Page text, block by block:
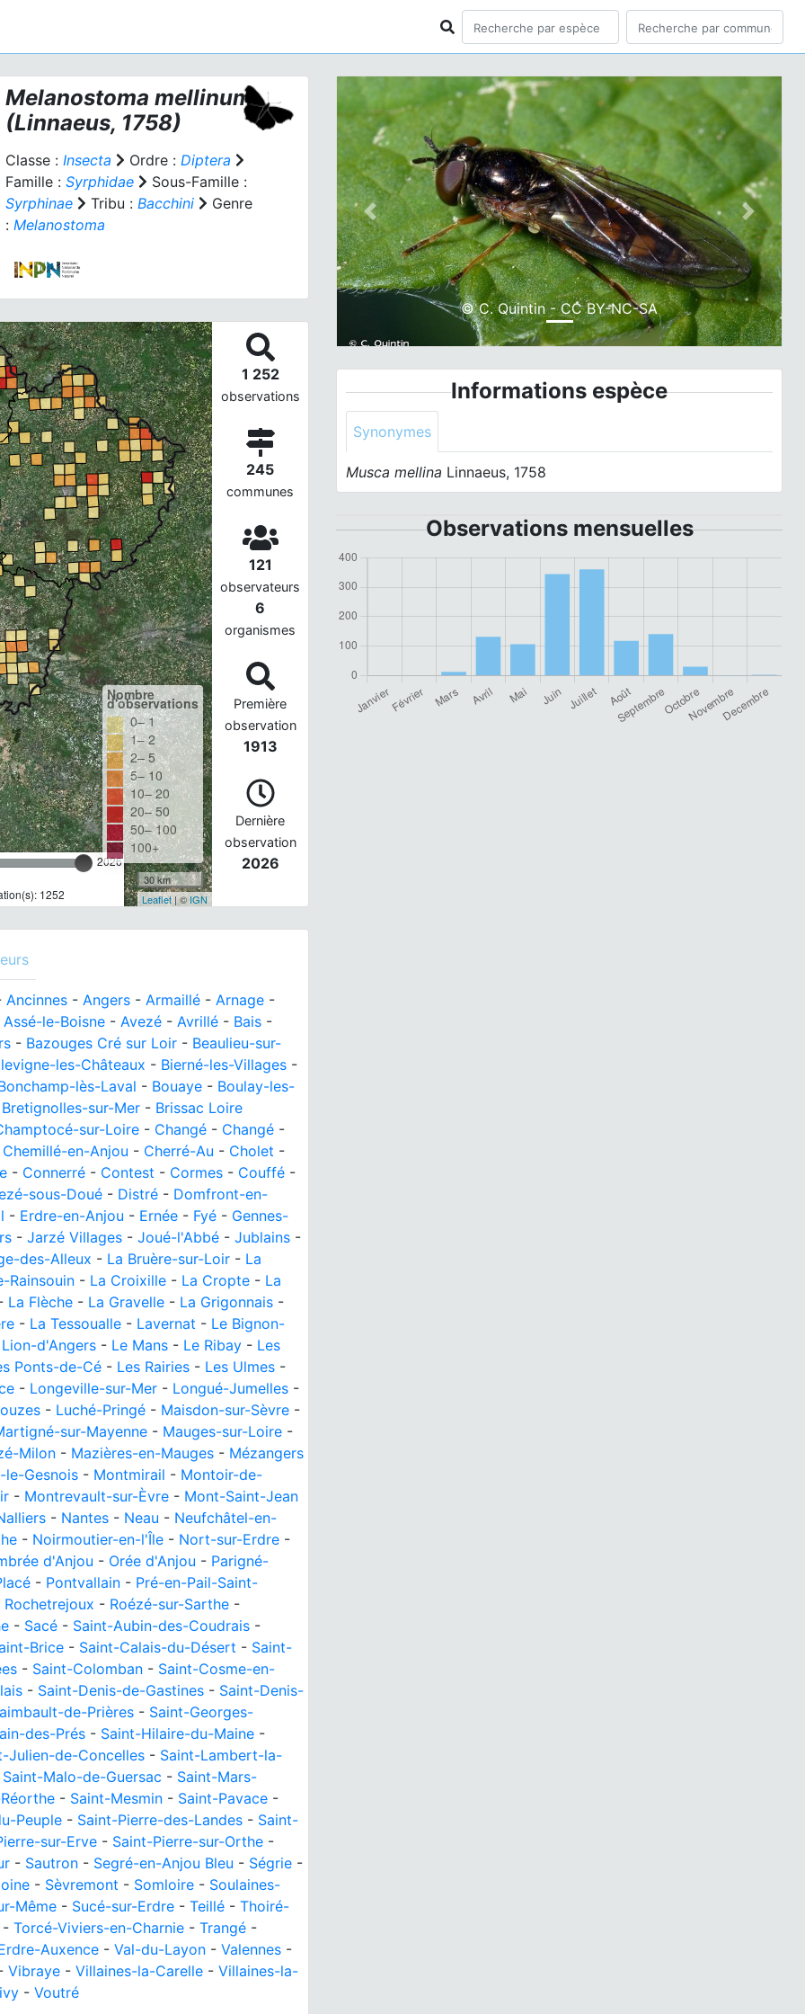
Melanostoma mellinum
(Linnaeus, 1758)
Classe : Insecta Ordre : Diptera
Famille : Syrphidae
Sous-Famille :
Syrphinae
Tribu : Bacchini
Genre
: Melanostoma
2026
1252
Nombre
d'observations
0– 1
1– 2
2– 5
5– 10
10– 20
20– 50
50– 100
100+
30 km
Leaflet| © IGN
1 252
observations
245
communes
121
observateurs
6
organismes
Première
observation
1913
Dernière
observation
2026
Ancinnes - Angers - Armaillé - Arnage -
Assé-le-Boisne - Avezé - Avrillé - Bais -
- Bazouges Cré sur Loir - Beaulieu-sur-
les-Châteaux - Bierné-les-Villages -
lès-Laval - Bouaye - Boulay-les-
Bretignolles-sur-Mer - Brissac Loire
sur-Loire - Changé - Changé -
Chemillé-en-Anjou - Cherré-Au - Cholet -
- Connerré - Contest - Cormes - Couffé -
sous-Doué - Distré - Domfront-en-
- Erdre-en-Anjou - Ernée - Fyé - Gennes-
- Jarzé Villages - Joué-l'Abbé - Jublains -
des-Alleux - La Bruère-sur-Loir - La
Rainsouin - La Croixille - La Cropte - La
La Flèche - La Gravelle - La Grigonnais -
- La Tessoualle - Lavernat - Le Bignon-
d'Angers - Le Mans - Le Ribay - Les
Ponts-de-Cé - Les Rairies - Les Ulmes -
- Longeville-sur-Mer - Longué-Jumelles -
- Luché-Pringé - Maisdon-sur-Sèvre -
sur-Mayenne - Mauges-sur-Loire -
Milon - Mazières-en-Mauges - Mézangers
Gesnois - Montmirail - Montoir-de-
- Montrevault-sur-Èvre - Mont-Saint-Jean
- Nantes - Neau - Neufchâtel-en-
- Noirmoutier-en-l'Île - Nort-sur-Erdre -
d'Anjou - Orée d'Anjou - Parigné-
- Pontvallain - Pré-en-Pail-Saint-
Rochetrejoux - Roézé-sur-Sarthe -
- Sacé - Saint-Aubin-des-Coudrais -
Brice - Saint-Calais-du-Désert - Saint-
- Saint-Colomban - Saint-Cosme-en-
- Saint-Denis-de-Gastines - Saint-Denis-
de-Prières - Saint-Georges-
des-Prés - Saint-Hilaire-du-Maine -
Julien-de-Concelles - Saint-Lambert-la-
Saint-Malo-de-Guersac - Saint-Mars-
- Saint-Mesmin - Saint-Pavace -
Peuple - Saint-Pierre-des-Landes - Saint-
sur-Erve - Saint-Pierre-sur-Orthe -
- Sautron - Segré-en-Anjou Bleu - Ségrie -
- Sèvremont - Somloire - Soulaines-
Même - Sucé-sur-Erdre - Teillé - Thoiré-
Torcé-Viviers-en-Charnie - Trangé -
Auxence - Val-du-Layon - Valennes -
Vibraye - Villaines-la-Carelle - Villaines-la-
- Voutré
© C. Quintin - CC BY-NC-SA
Previous Next
Informations espèce
Synonymes
Musca mellina Linnaeus, 1758
Observations mensuelles